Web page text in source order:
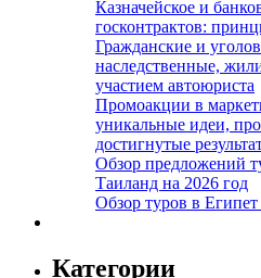
Казначейское и
госконтрактов:
Гражданские и
наследственные,
участием автоюриста
Промоакции в
уникальные идеи,
достигнутые
Обзор предложений
Таиланд на 2026 год
Обзор туров в
Категории